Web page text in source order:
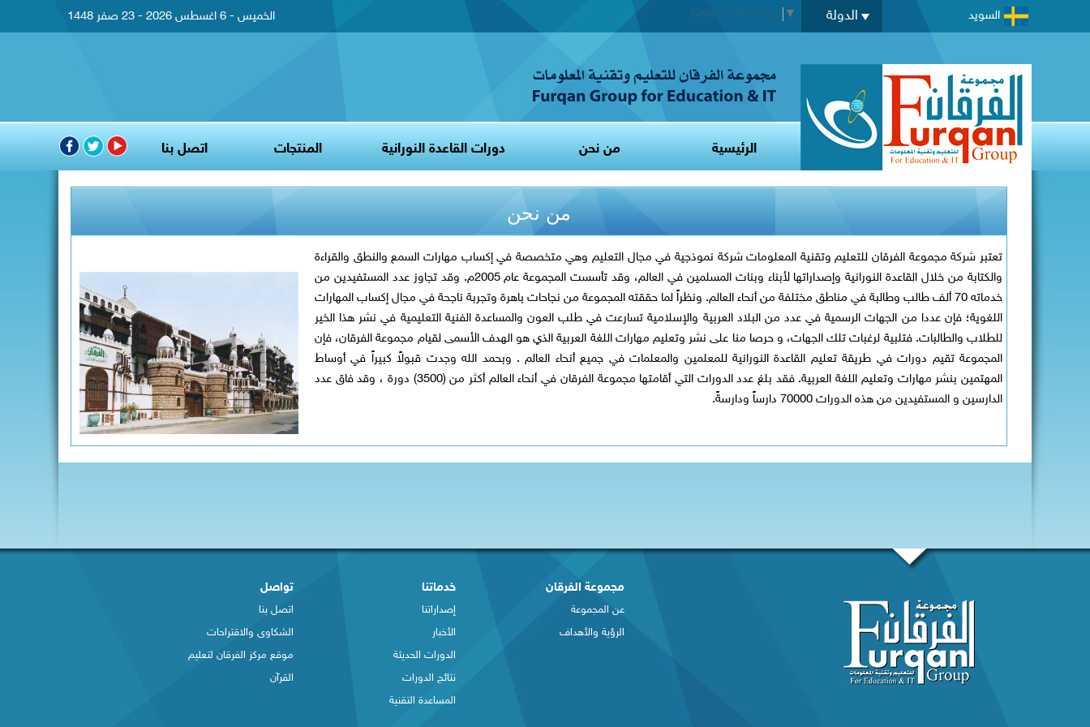
الخميس - 6 اغسطس 2026 - 23 صفر 1448 Select Language ▼ الدولة السويد
اتصل بنا المنتجات دورات القاعدة النورانية من نحن الرئيسية
من نحن
تعتبر شركة مجموعة الفرقان للتعليم وتقنية المعلومات شركة نموذجية في مجال التعليم وهي متخصصة في إكساب مهارات السمع والنطق والقراءة
والكتابة من خلال القاعدة النورانية وإصداراتها لأبناء وبنات المسلمين في العالم، وقد تأسست المجموعة عام 2005م. وقد تجاوز عدد المستفيدين من
خدماته 70 ألف طالب وطالبة في مناطق مختلفة من أنحاء العالم. ونظراً لما حققته المجموعة من نجاحات باهرة وتجربة ناجحة في مجال إكساب المهارات
اللغوية؛ فإن عددا من الجهات الرسمية في عدد من البلاد العربية والإسلامية تسارعت في طلب العون والمساعدة الفنية التعليمية في نشر هذا الخير
للطلاب والطالبات. فتلبية لرغبات تلك الجهات، و حرصا منا على نشر وتعليم مهارات اللغة العربية الذي هو الهدف الأسمى لقيام مجموعة الفرقان، فإن
المجموعة تقيم دورات في طريقة تعليم القاعدة النورانية للمعلمين والمعلمات في جميع أنحاء العالم . وبحمد الله وجدت قبولاً كبيراً في أوساط
المهتمين بنشر مهارات وتعليم اللغة العربية. فقد بلغ عدد الدورات التي أقامتها مجموعة الفرقان في أنحاء العالم أكثر من (3500) دورة ، وقد فاق عدد
الدارسين و المستفيدين من هذه الدورات 70000 دارساً ودارسةً.
تواصل
اتصل بنا
الشكاوى والاقتراحات
​موقع مركز الفرقان لتعليم
القرآن
خدماتنا
إصداراتنا
الأخبار
الدورات الحديثة
نتائج الدورات
المساعدة التقنية
مجموعة الفرقان
عن المجموعة
الرؤية والأهداف